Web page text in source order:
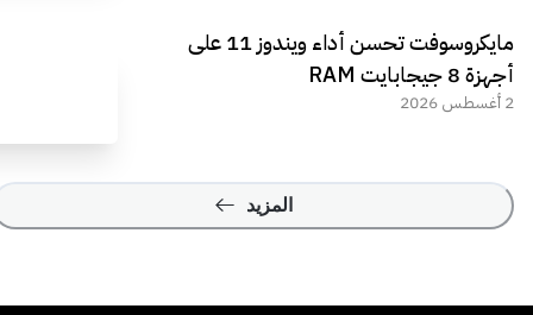
مايكروسوفت تحسن أداء ويندوز 11 على
أجهزة 8 جيجابايت RAM
2 أغسطس 2026
المزيد